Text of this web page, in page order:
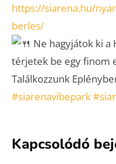
https://siarena.hu/
berles/
Ne hagyjátok ki
térjetek be egy finom
Találkozzunk
#siarenavibepark
Kapcsolódó